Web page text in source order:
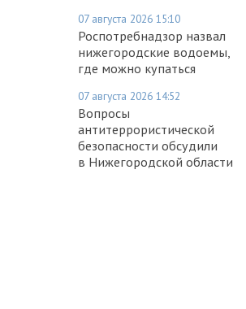
07 августа 2026 15:10
Роспотребнадзор назвал
нижегородские водоемы,
где можно купаться
07 августа 2026 14:52
Вопросы
антитеррористической
безопасности обсудили
в Нижегородской области